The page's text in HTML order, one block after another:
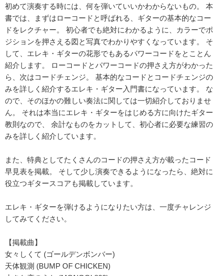
初めて演奏する時には、何を弾いていいかわからないもの。 本
書では、まずはローコードと呼ばれる、ギターの基本的なコー
ドをレクチャー。 初心者でも絶対にわかるように、カラーでポ
ジションを押さえる図と写真でわかりやすくなっています。 そ
して、エレキ・ギターの花形でもあるパワーコードをとことん
紹介します。 ローコードとパワーコードの押さえ方がわかった
ら、次はコードチェンジ。 基本的なコードとコードチェンジの
みを詳しく紹介するエレキ・ギター入門書になっています。 な
ので、そのほかの難しい奏法に関しては一切紹介しておりませ
ん。 それは本当にエレキ・ギターをはじめる方に向けたギター
教則なので、 余計なものをカットして、初心者に必要な練習の
みを詳しく紹介しています。
また、特典としてたくさんのコードの押さえ方が載ったコード
早見表を掲載。 そして少し演奏できるようになったら、絶対に
役立つギタースコアも掲載しています。
エレキ・ギターを弾けるようになりたい方は、一度チャレンジ
してみてください。
【掲載曲】
女々しくて (ゴールデンボンバー)
天体観測 (BUMP OF CHICKEN)